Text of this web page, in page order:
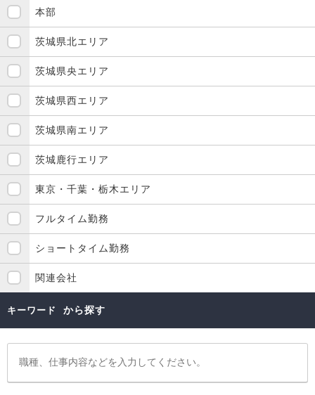
本部
茨城県北エリア
茨城県央エリア
茨城県西エリア
茨城県南エリア
茨城鹿行エリア
東京・千葉・栃木エリア
フルタイム勤務
ショートタイム勤務
関連会社
キーワード から探す